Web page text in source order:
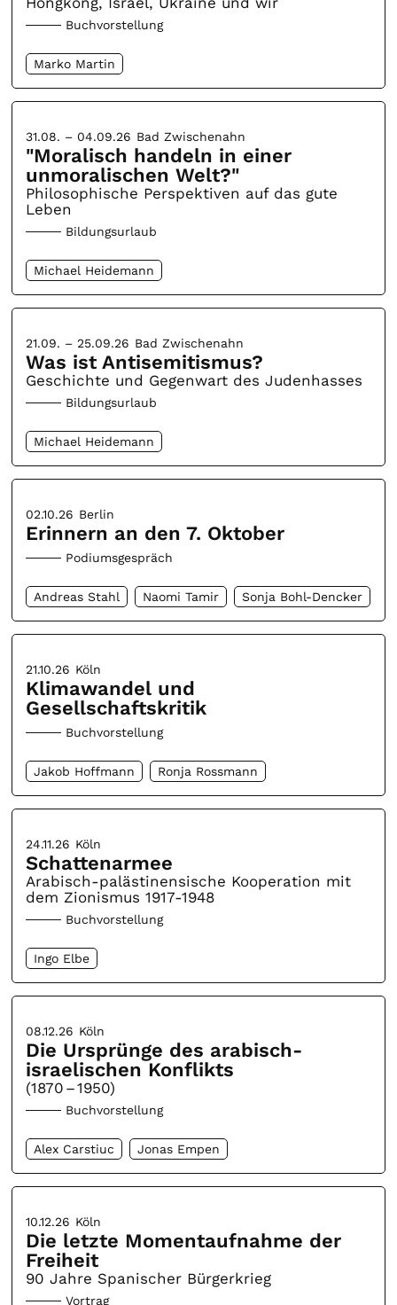
Buchvorstellung
Marko Martin
31.08. – 04.09.26 Bad Zwischenahn
"Moralisch handeln in einer
unmoralischen Welt?"
Philosophische Perspektiven auf das gute
Leben
Bildungsurlaub
Michael Heidemann
21.09. – 25.09.26 Bad Zwischenahn
Was ist Antisemitismus?
Geschichte und Gegenwart des Judenhasses
Bildungsurlaub
Michael Heidemann
02.10.26 Berlin
Erinnern an den 7. Oktober
Podiumsgespräch
Andreas Stahl Naomi Tamir Sonja Bohl-Dencker
21.10.26 Köln
Klimawandel und
Gesellschaftskritik
Buchvorstellung
Jakob Hoffmann Ronja Rossmann
24.11.26 Köln
Schattenarmee
Arabisch-palästinensische Kooperation mit
dem Zionismus 1917-1948
Buchvorstellung
Ingo Elbe
08.12.26 Köln
Die Ursprünge des arabisch-
israelischen Konflikts
(1870 – 1950)
Buchvorstellung
Alex Carstiuc Jonas Empen
10.12.26 Köln
Die letzte Momentaufnahme der
Freiheit
90 Jahre Spanischer Bürgerkrieg
Vortrag